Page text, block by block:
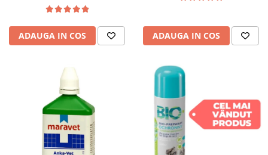
ADAUGA IN COS ADAUGA IN COS